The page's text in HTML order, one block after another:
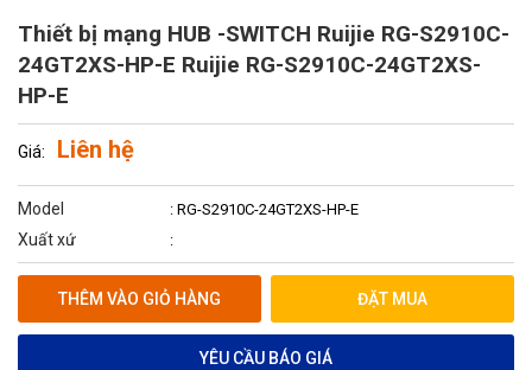
Thiết bị mạng HUB -SWITCH Ruijie RG-S2910C-
24GT2XS-HP-E Ruijie RG-S2910C-24GT2XS-
HP-E
Giá: Liên hệ
Model : RG-S2910C-24GT2XS-HP-E
Xuất xứ :
THÊM VÀO GIỎ HÀNG ĐẶT MUA
YÊU CẦU BÁO GIÁ